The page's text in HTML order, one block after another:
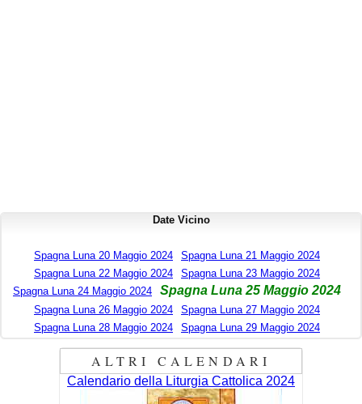
Date Vicino
Spagna Luna 20 Maggio 2024
Spagna Luna 21 Maggio 2024
Spagna Luna 22 Maggio 2024
Spagna Luna 23 Maggio 2024
Spagna Luna 24 Maggio 2024
Spagna Luna 25 Maggio 2024
Spagna Luna 26 Maggio 2024
Spagna Luna 27 Maggio 2024
Spagna Luna 28 Maggio 2024
Spagna Luna 29 Maggio 2024
ALTRI CALENDARI
Calendario della Liturgia Cattolica 2024